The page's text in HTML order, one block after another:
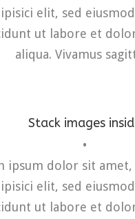
elit, sed
ut labore et
aliqua. Vivamus
Stack images
•
ipsum dolor sit
elit, sed
ut labore et